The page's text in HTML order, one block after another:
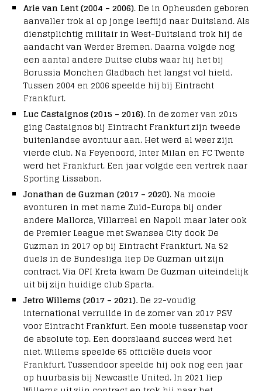
Arie van Lent (2004 – 2006). De in Opheusden geboren
aanvaller trok al op jonge leeftijd naar Duitsland. Als
dienstplichtig militair in West-Duitsland trok hij de
aandacht van Werder Bremen. Daarna volgde nog
een aantal andere Duitse clubs waar hij het bij
Borussia Monchen Gladbach het langst vol hield.
Tussen 2004 en 2006 speelde hij bij Eintracht
Frankfurt.
Luc Castaignos (2015 – 2016). In de zomer van 2015
ging Castaignos bij Eintracht Frankfurt zijn tweede
buitenlandse avontuur aan. Het werd al weer zijn
vierde club. Na Feyenoord, Inter Milan en FC Twente
werd het Frankfurt. Een jaar volgde een vertrek naar
Sporting Lissabon.
Jonathan de Guzman (2017 – 2020). Na mooie
avonturen in met name Zuid-Europa bij onder
andere Mallorca, Villarreal en Napoli maar later ook
de Premier League met Swansea City dook De
Guzman in 2017 op bij Eintracht Frankfurt. Na 52
duels in de Bundesliga liep De Guzman uit zijn
contract. Via OFI Kreta kwam De Guzman uiteindelijk
uit bij zijn huidige club Sparta.
Jetro Willems (2017 – 2021). De 22-voudig
international verruilde in de zomer van 2017 PSV
voor Eintracht Frankfurt. Een mooie tussenstap voor
de absolute top. Een doorslaand succes werd het
niet. Willems speelde 65 officiële duels voor
Frankfurt. Tussendoor speelde hij ook nog een jaar
op huurbasis bij Newcastle United. In 2021 liep